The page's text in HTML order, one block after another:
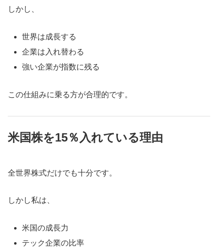
しかし、
世界は成長する
企業は入れ替わる
強い企業が指数に残る
この仕組みに乗る方が合理的です。
米国株を15％入れている理由
全世界株式だけでも十分です。
しかし私は、
米国の成長力
テック企業の比率